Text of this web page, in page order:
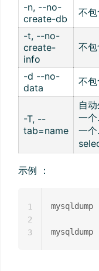
-n, --no-
create-db
不
-t, --no-
create-
info
不
-d --no-
data
不
-T, --
tab=name
自
一
一
示例 ：
mysqldump
mysqldump
1
2
3